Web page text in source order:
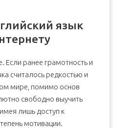
язык
ранее грамотность и
считалось редкостью и
мире, помимо основ
свободно выучить
лишь доступ к
мотивации.